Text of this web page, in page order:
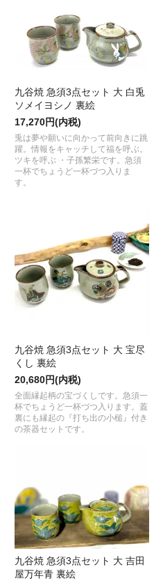
九谷焼 急須3点セット 大 白兎
ソメイヨシノ 裏絵
17,270円(内税)
兎は夢や願いに向かって前向きに跳
躍。情報をキャッチして福を呼ぶ。
ツキを呼ぶ ・子孫繁栄です。急須
一杯でちょうど一杯づつ入りま
す。
九谷焼 急須3点セット 大 宝尽
くし 裏絵
20,680円(内税)
全面縁起柄の宝づくしです。急須一
杯でちょうど一杯づつ入ります。蓋
裏にも縁起の『打ち出の小槌』付き
の茶器セットです。
九谷焼 急須3点セット 大 吉田
屋万年青 裏絵